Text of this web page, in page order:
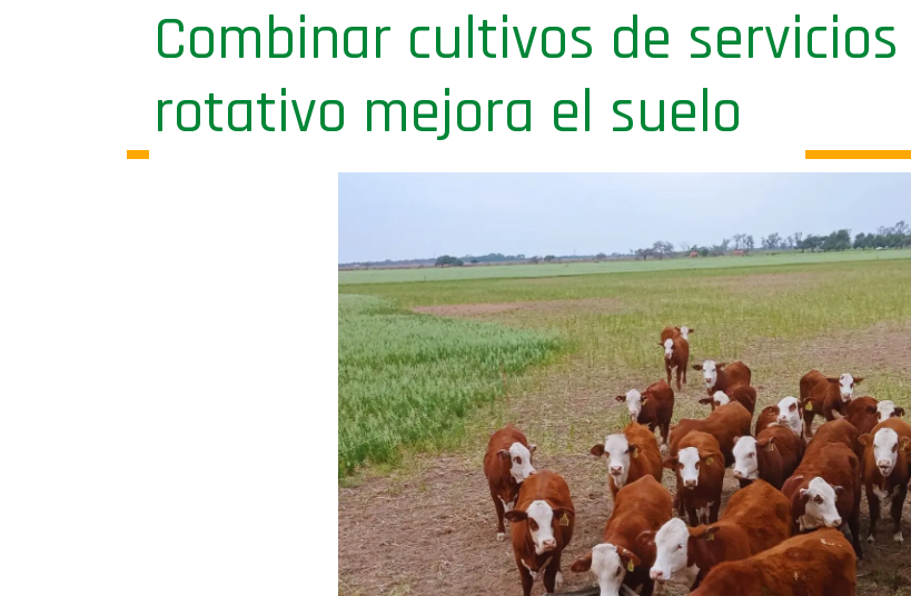
Combinar cultivos de
rotativo mejora el suelo